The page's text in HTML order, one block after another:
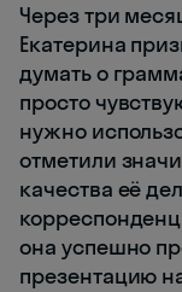
Через три
Екатерина
думать о
просто
нужно
отметили
качества её
она успешно
презентацию